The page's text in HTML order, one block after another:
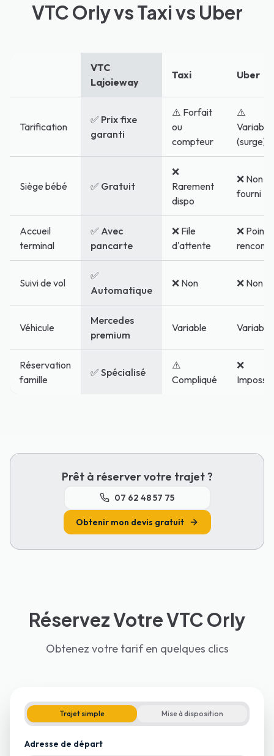
VTC Orly vs Taxi vs Uber
VTC
Lajoieway
Taxi Uber
Tarification
✅ Prix fixe
garanti
⚠️ Forfait
ou
compteur
⚠️
Variable
(surge)
Siège bébé ✅ Gratuit
❌
Rarement
dispo
❌ Non
fourni
Accueil
terminal
✅ Avec
pancarte
❌ File
d'attente
❌ Point
Suivi de vol
✅
Automatique
❌ Non ❌ Non
Véhicule
Mercedes
premium
Variable Variable
Réservation
famille
✅ Spécialisé
⚠️
Compliqué
❌
Prêt à réserver votre trajet ?
07 62 48 57 75
Obtenir mon devis gratuit
Réservez Votre VTC Orly
Obtenez votre tarif en quelques clics
Trajet simple Mise à disposition
Adresse de départ